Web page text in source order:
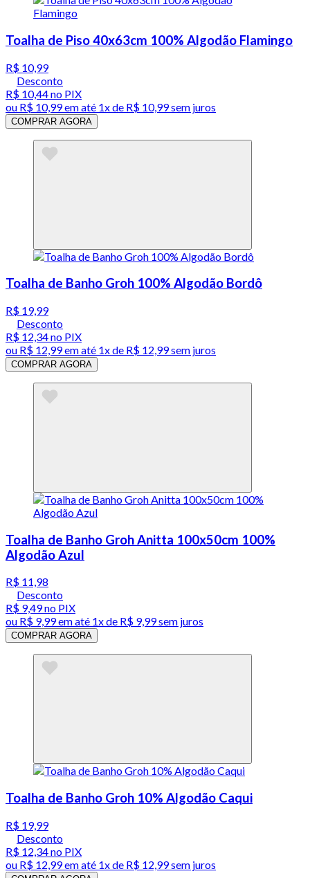
Toalha de Piso 40x63cm 100% Algodão Flamingo
R$ 10,99
Desconto
R$ 10,44no PIX
ou R$ 10,99em até 1x de R$ 10,99sem juros
COMPRAR AGORA
Toalha de Banho Groh 100% Algodão Bordô
R$ 19,99
Desconto
R$ 12,34no PIX
ou R$ 12,99em até 1x de R$ 12,99sem juros
COMPRAR AGORA
Toalha de Banho Groh Anitta 100x50cm 100%
Algodão Azul
R$ 11,98
Desconto
R$ 9,49no PIX
ou R$ 9,99em até 1x de R$ 9,99sem juros
COMPRAR AGORA
Toalha de Banho Groh 10% Algodão Caqui
R$ 19,99
Desconto
R$ 12,34no PIX
ou R$ 12,99em até 1x de R$ 12,99sem juros